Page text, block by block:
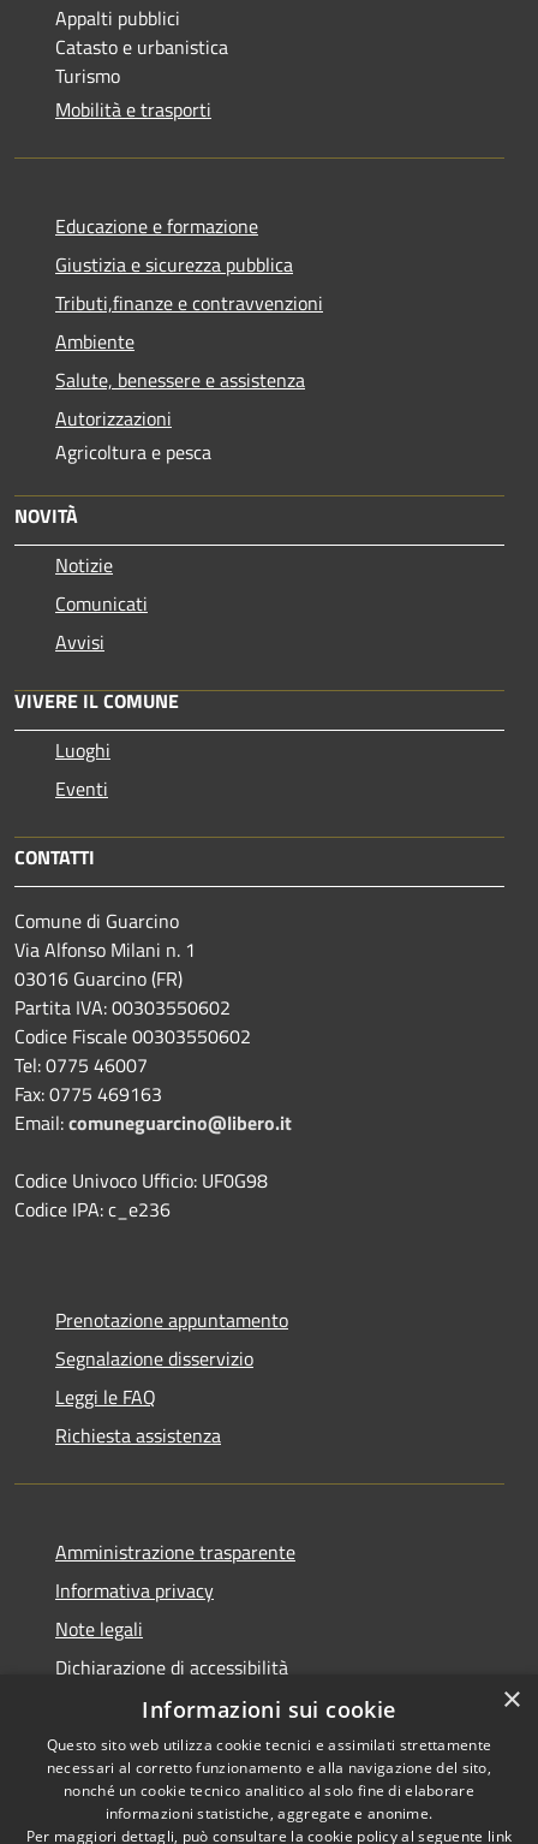
Appalti pubblici
Catasto e urbanistica
Turismo
Mobilità e trasporti
Educazione e formazione
Giustizia e sicurezza pubblica
Tributi,finanze e contravvenzioni
Ambiente
Salute, benessere e assistenza
Autorizzazioni
Agricoltura e pesca
NOVITÀ
Notizie
Comunicati
Avvisi
VIVERE IL COMUNE
Luoghi
Eventi
CONTATTI
Comune di Guarcino
Via Alfonso Milani n. 1
03016 Guarcino (FR)
Partita IVA: 00303550602
Codice Fiscale 00303550602
Tel: 0775 46007
Fax: 0775 469163
Email:comuneguarcino@libero.it
Codice Univoco Ufficio: UF0G98
Codice IPA: c_e236
Prenotazione appuntamento
Segnalazione disservizio
Leggi le FAQ
Richiesta assistenza
Amministrazione trasparente
Informativa privacy
Note legali
Dichiarazione di accessibilità
Accessibilità
Copyright © 2026 • Comune di
Guarcino • Powered by
×
Informazioni sui cookie
Questo sito web utilizza cookie tecnici e assimilati strettamente
necessari al corretto funzionamento e alla navigazione del sito,
nonché un cookie tecnico analitico al solo fine di elaborare
informazioni statistiche, aggregate e anonime.
Per maggiori dettagli, può consultare la cookie policy al seguente link